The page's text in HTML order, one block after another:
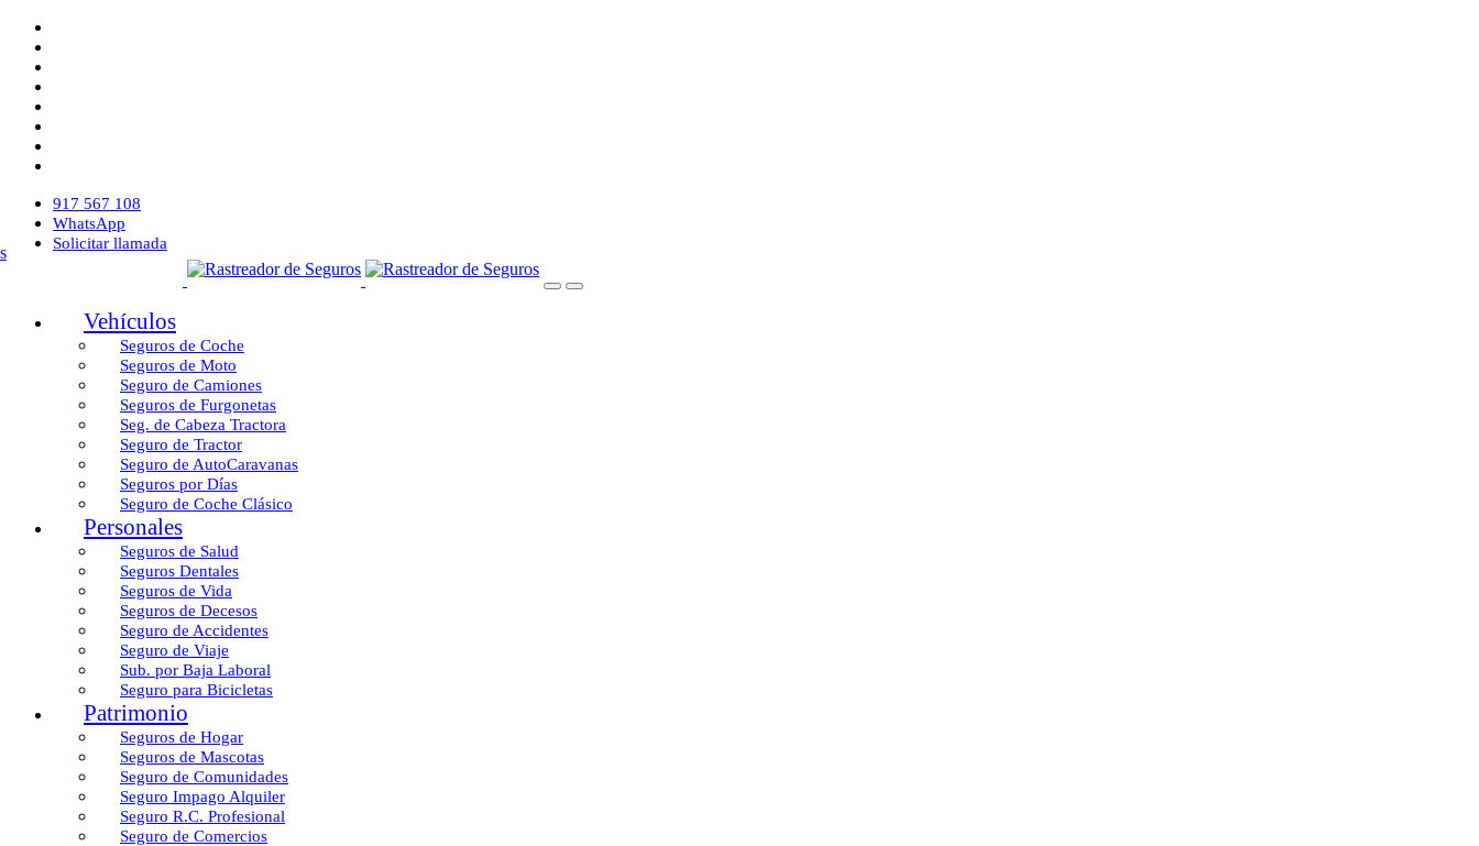
917 567 108
WhatsApp
Solicitar llamada
Vehículos
Seguros de Coche
Seguros de Moto
Seguro de Camiones
Seguros de Furgonetas
Seg. de Cabeza Tractora
Seguro de Tractor
Seguro de AutoCaravanas
Seguros por Días
Seguro de Coche Clásico
Personales
Seguros de Salud
Seguros Dentales
Seguros de Vida
Seguros de Decesos
Seguro de Accidentes
Seguro de Viaje
Sub. por Baja Laboral
Seguro para Bicicletas
Patrimonio
Seguros de Hogar
Seguros de Mascotas
Seguro de Comunidades
Seguro Impago Alquiler
Seguro R.C. Profesional
Seguro de Comercios